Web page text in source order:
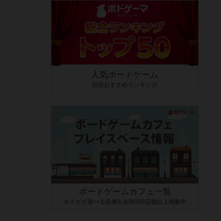
人気ボードゲーム
総合おすすめランキング
ボードゲームカフェ一覧
ボドゲが遊べる店舗を全国500店舗以上掲載中